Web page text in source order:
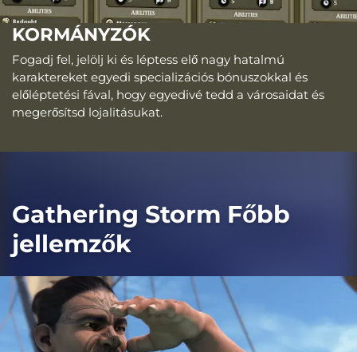
KORMÁNYZÓK
Fogadj fel, jelölj ki és léptess elő nagy hatalmú
karaktereket egyedi specializációs bónuszokkal és
előléptetési fával, hogy egyedivé tedd a városaidat és
megerősítsd lojalitásukat.
Gathering Storm Főbb
jellemzők